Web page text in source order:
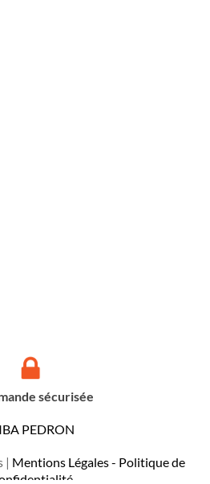
sécurisée
PEDRON
| Mentions Légales - Politique de